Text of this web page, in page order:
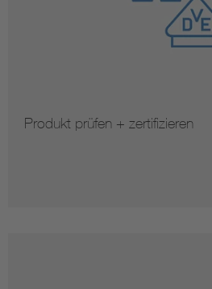
Produkt prüfen + zertifizieren